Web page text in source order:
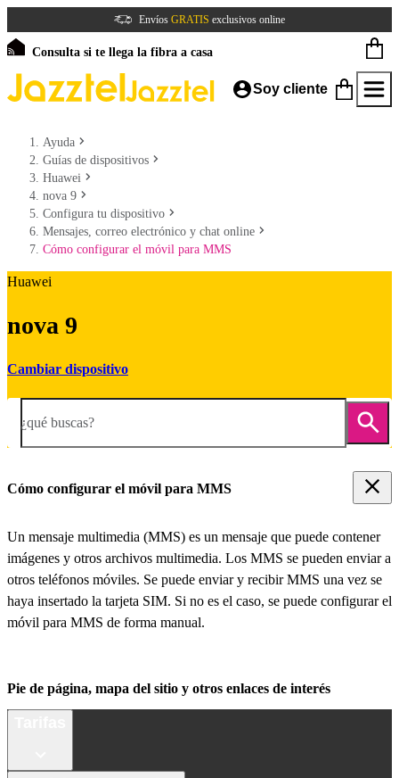
Envíos GRATIS exclusivos online
Consulta si te llega la fibra a casa
Soy cliente
Ayuda
Guías de dispositivos
Huawei
nova 9
Configura tu dispositivo
Mensajes, correo electrónico y chat online
Cómo configurar el móvil para MMS
Huawei
nova 9
Cambiar dispositivo
¿qué buscas?
Cómo configurar el móvil para MMS
Un mensaje multimedia (MMS) es un mensaje que puede contener
imágenes y otros archivos multimedia. Los MMS se pueden enviar a
otros teléfonos móviles. Se puede enviar y recibir MMS una vez se
haya insertado la tarjeta SIM. Si no es el caso, se puede configurar el
móvil para MMS de forma manual.
Pie de página, mapa del sitio y otros enlaces de interés